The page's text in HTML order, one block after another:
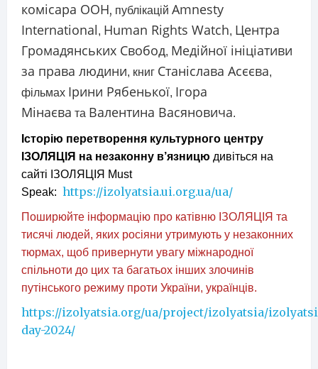
комісара ООН, публікацій Amnesty
International, Human Rights Watch, Центра
Громадянських Свобод, Медійної ініціативи
за права людини, книг Станіслава Асєєва,
фільмах Ірини Рябенької, Ігора
Мінаєва та Валентина Васяновича.
Історію перетворення культурного центру
ІЗОЛЯЦІЯ на незаконну в’язницю дивіться на
сайті ІЗОЛЯЦІЯ Must
Speak: https://izolyatsia.ui.org.ua/ua/
Поширюйте інформацію про катівню ІЗОЛЯЦІЯ та
тисячі людей, яких росіяни утримують у незаконних
тюрмах, щоб привернути увагу міжнародної
спільноти до цих та багатьох інших злочинів
путінського режиму проти України, українців.
https://izolyatsia.org/ua/project/izolyatsia/
day-2024/